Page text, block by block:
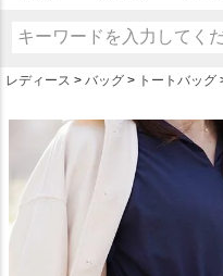
レディース バッグ トートバッグ